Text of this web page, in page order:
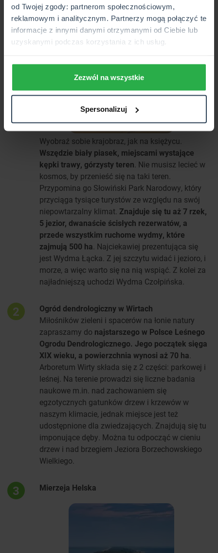
od Twojej zgody: partnerom społecznościowym,
reklamowym i analitycznym. Partnerzy mogą połączyć te
informacje z innymi danymi otrzymanymi od Ciebie lub
uzyskanymi podczas korzystania z ich usług.
Zezwól na wszystkie
Spersonalizuj
1 Słowiński Park Narodowy
Wyobraź sobie krajobraz, jak na księżycu.
Wszędzie biały piasek, miejscami wystające
kępki trawy, górzysty teren. Nie musisz lecieć w
kosmos, by przenieść się na taki teren.
Przypomina go Słowiński Park Narodowy, który
przyciąga tysiące turystów ze względu na swój
niepowtarzalny klimat. Znajduje się tu aż 7 rzek,
5 jezior, dwanaście ścisłych rezerwatów, a
przede wszystkim ruchome wydmy, które
zajmują 500 ha. Najciekawiej prezentująca się
jest Wydma Łącka. Z jej szczytu widać i jezioro, i
morze, a więc warto się na nią wspiąć. Z kolei za
najładniejszą uchodzi Wydma Czołpińska.
2
Ogród dendrologiczny w Wirtach
Miłośników zieleni i spacerów na łonie natury
zapraszamy do najstarszego w Polsce Leśnego
Ogrodu Dendrologicznego. Jego początek sięga
XIX wieku, a powierzchnia wynosi aż 70 ha.
Arboretum Wirty składa się z 2 części: parkowej i
leśnej. Na terenie prowadzi się liczne badania
naukowe m.in. nad zachowaniem się
egzotycznych gatunków drzew i krzewów w
naszym klimacie, jednak miejsce jest też
udostępnione dla zwiedzających. Znajdują się tu
imponujące dęby. Można tu odpocząć w cieniu
drzew i nad brzegiem Jeziora Borzechowskiego
Wielkiego.
3 Mierzeja Helska